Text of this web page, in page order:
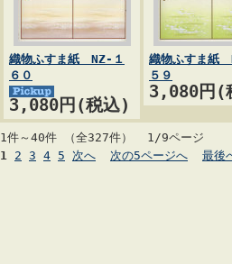
織物ふすま紙 NZ-１
６０
3,080円(税込)
織物ふすま紙
５９
3,080円(
1件～40件 （全327件） 1/9ページ
1 2 3 4 5 次へ 次の5ページへ 最後